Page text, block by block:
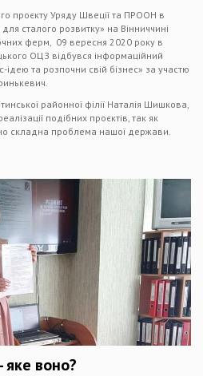
проєкту Уряду Швеції та ПРООН в
сталого розвитку» на Вінниччині
ферм, 09 вересня 2020 року в
ОЦЗ відбувся інформаційний
ідею та розпочни свій бізнес» за участю
районної філії Наталія Шишкова,
подібних проєктів, так як
складна проблема нашої держави.
воно?